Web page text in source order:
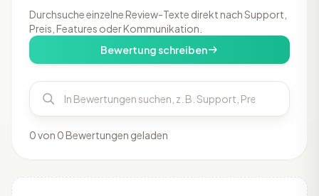
Durchsuche einzelne Review-Texte direkt nach Support,
Preis, Features oder Kommunikation.
Bewertung schreiben
0 von 0 Bewertungen geladen